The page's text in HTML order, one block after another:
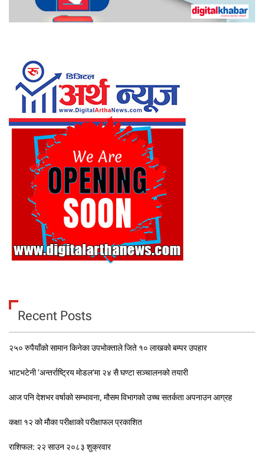
Recent Posts
२५० रुपैयाँको सामान किनेका उपभोक्ताले जिते १० लाखको बम्पर उपहार
भाटभटेनी ‘अन्तर्राष्ट्रिय मोडल’मा २४ सै घण्टा सञ्चालनको तयारी
आज पनि देशभर वर्षाको सम्भावना, मौसम विभागको उच्च सतर्कता अपनाउन आग्रह
कक्षा १२ को मौका परीक्षाको परीक्षाफल प्रकाशित
राशिफल: २२ साउन २०८३ शुक्रवार